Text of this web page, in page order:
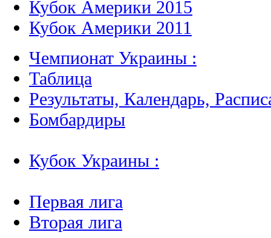
Кубок Америки 2015
Кубок Америки 2011
Чемпионат Украины :
Таблица
Результаты, Календарь,
Бомбардиры
Кубок Украины :
Первая лига
Вторая лига